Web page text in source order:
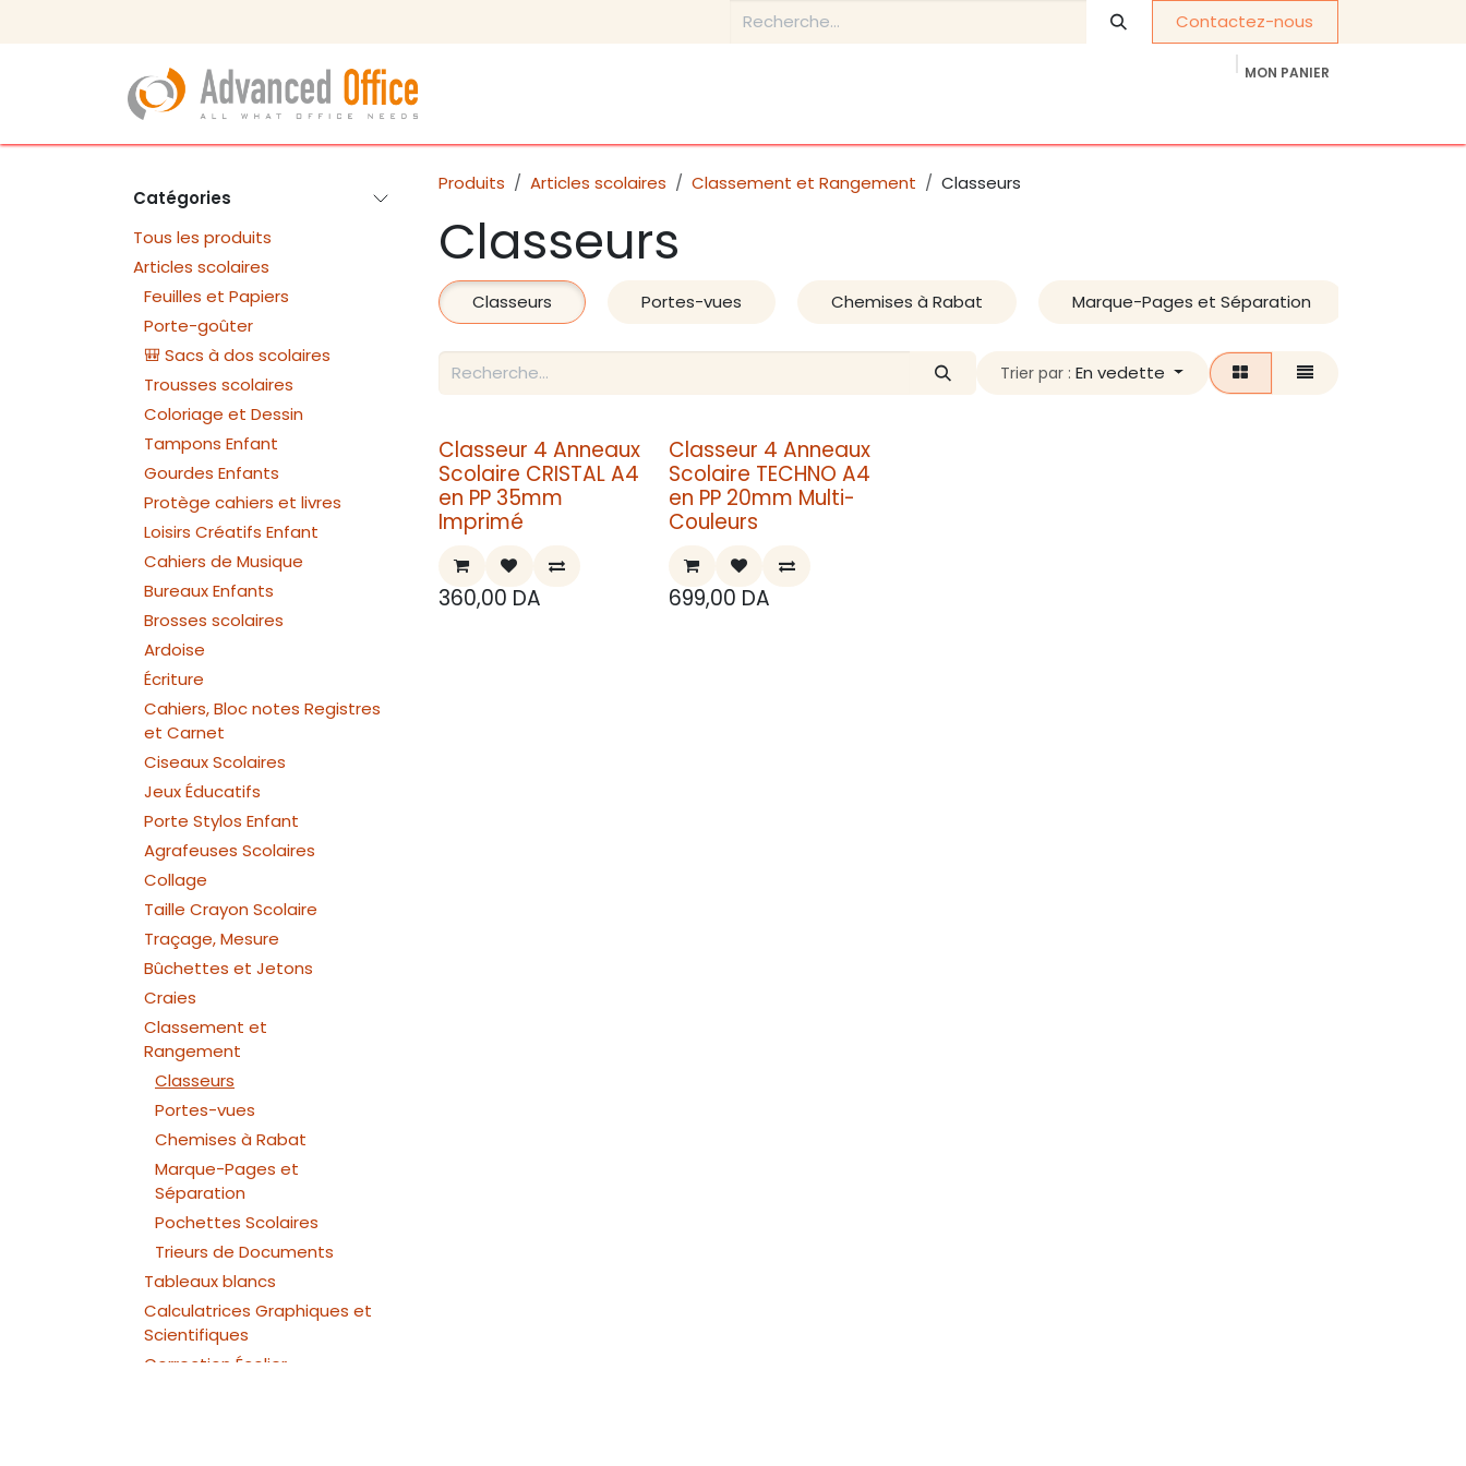
Contactez-nous
MON PANIER
Catégories
Tous les produits
Articles scolaires
Feuilles et Papiers
Porte-goûter
🎒 Sacs à dos scolaires
Trousses scolaires
Coloriage et Dessin
Tampons Enfant
Gourdes Enfants
Protège cahiers et livres
Loisirs Créatifs Enfant
Cahiers de Musique
Bureaux Enfants
Brosses scolaires
Ardoise
Écriture
Cahiers, Bloc notes Registres
et Carnet
Ciseaux Scolaires
Jeux Éducatifs
Porte Stylos Enfant
Agrafeuses Scolaires
Collage
Taille Crayon Scolaire
Traçage, Mesure
Bûchettes et Jetons
Craies
Classement et
Rangement
Classeurs
Portes-vues
Chemises à Rabat
Marque-Pages et
Séparation
Pochettes Scolaires
Trieurs de Documents
Tableaux blancs
Calculatrices Graphiques et
Scientifiques
Correction Écolier
Produits Articles scolaires Classement et Rangement Classeurs
Classeurs
Classeurs Portes-vues Chemises à Rabat Marque-Pages et Séparation
Trier par : En vedette
Classeur 4 Anneaux
Scolaire CRISTAL A4
en PP 35mm
Imprimé
360,00 DA
Classeur 4 Anneaux
Scolaire TECHNO A4
en PP 20mm Multi-
Couleurs
699,00 DA